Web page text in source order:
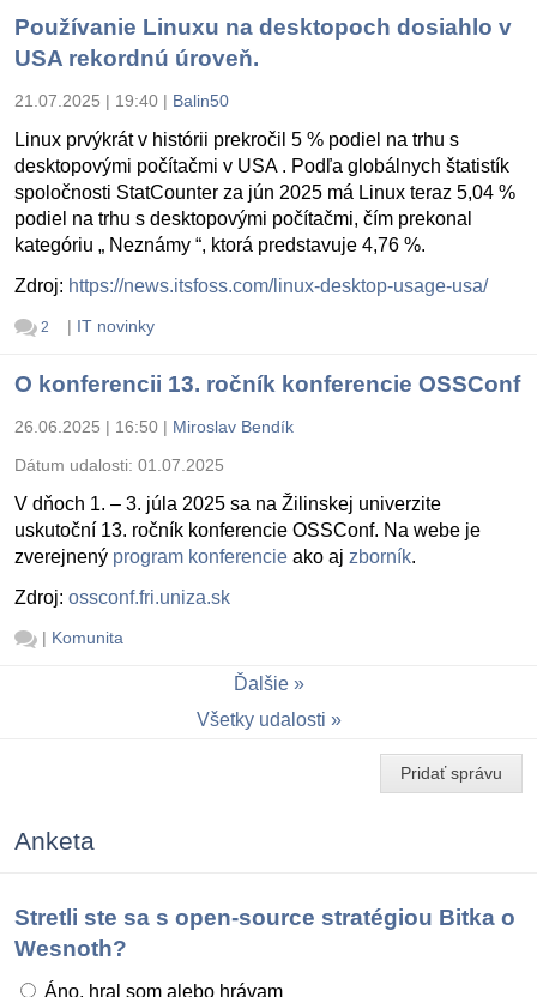
Používanie Linuxu na desktopoch dosiahlo v
USA rekordnú úroveň.
21.07.2025 | 19:40 | Balin50
Linux prvýkrát v histórii prekročil 5 % podiel na trhu s
desktopovými počítačmi v USA . Podľa globálnych štatistík
spoločnosti StatCounter za jún 2025 má Linux teraz 5,04 %
podiel na trhu s desktopovými počítačmi, čím prekonal
kategóriu „ Neznámy “, ktorá predstavuje 4,76 %.
Zdroj: https://news.itsfoss.com/linux-desktop-usage-usa/
2 | IT novinky
O konferencii 13. ročník konferencie OSSConf
26.06.2025 | 16:50 | Miroslav Bendík
Dátum udalosti: 01.07.2025
V dňoch 1. – 3. júla 2025 sa na Žilinskej univerzite
uskutoční 13. ročník konferencie OSSConf. Na webe je
zverejnený program konferencie ako aj zborník.
Zdroj: ossconf.fri.uniza.sk
| Komunita
Ďalšie
Všetky udalosti
Pridať správu
Anketa
Stretli ste sa s open-source stratégiou Bitka o
Wesnoth?
Áno, hral som alebo hrávam